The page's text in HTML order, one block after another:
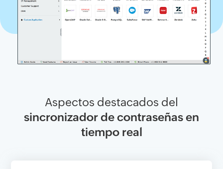
Aspectos destacados del
sincronizador de contraseñas en
tiempo real